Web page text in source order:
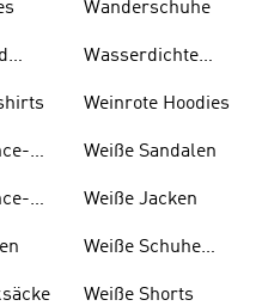
Wanderschuhe
Wasserdichte
Weinrote Hoodies
W eiße Sandalen
Weiße Jacken
Weiße Schuhe
Weiße Shorts